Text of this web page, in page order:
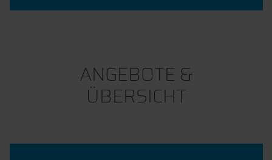
ANGEBOTE &
ÜBERSICHT